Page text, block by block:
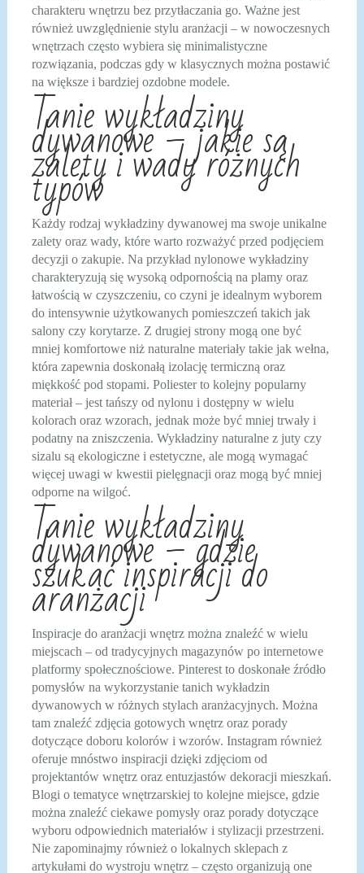
charakteru wnętrzu bez przytłaczania go. Ważne jest
również uwzględnienie stylu aranżacji – w nowoczesnych
wnętrzach często wybiera się minimalistyczne
rozwiązania, podczas gdy w klasycznych można postawić
na większe i bardziej ozdobne modele.
Tanie wykładziny
dywanowe – jakie są
zalety i wady różnych
typów
Każdy rodzaj wykładziny dywanowej ma swoje unikalne
zalety oraz wady, które warto rozważyć przed podjęciem
decyzji o zakupie. Na przykład nylonowe wykładziny
charakteryzują się wysoką odpornością na plamy oraz
łatwością w czyszczeniu, co czyni je idealnym wyborem
do intensywnie użytkowanych pomieszczeń takich jak
salony czy korytarze. Z drugiej strony mogą one być
mniej komfortowe niż naturalne materiały takie jak wełna,
która zapewnia doskonałą izolację termiczną oraz
miękkość pod stopami. Poliester to kolejny popularny
materiał – jest tańszy od nylonu i dostępny w wielu
kolorach oraz wzorach, jednak może być mniej trwały i
podatny na zniszczenia. Wykładziny naturalne z juty czy
sizalu są ekologiczne i estetyczne, ale mogą wymagać
więcej uwagi w kwestii pielęgnacji oraz mogą być mniej
odporne na wilgoć.
Tanie wykładziny
dywanowe – gdzie
szukać inspiracji do
aranżacji
Inspiracje do aranżacji wnętrz można znaleźć w wielu
miejscach – od tradycyjnych magazynów po internetowe
platformy społecznościowe. Pinterest to doskonałe źródło
pomysłów na wykorzystanie tanich wykładzin
dywanowych w różnych stylach aranżacyjnych. Można
tam znaleźć zdjęcia gotowych wnętrz oraz porady
dotyczące doboru kolorów i wzorów. Instagram również
oferuje mnóstwo inspiracji dzięki zdjęciom od
projektantów wnętrz oraz entuzjastów dekoracji mieszkań.
Blogi o tematyce wnętrzarskiej to kolejne miejsce, gdzie
można znaleźć ciekawe pomysły oraz porady dotyczące
wyboru odpowiednich materiałów i stylizacji przestrzeni.
Nie zapominajmy również o lokalnych sklepach z
artykułami do wystroju wnętrz – często organizują one